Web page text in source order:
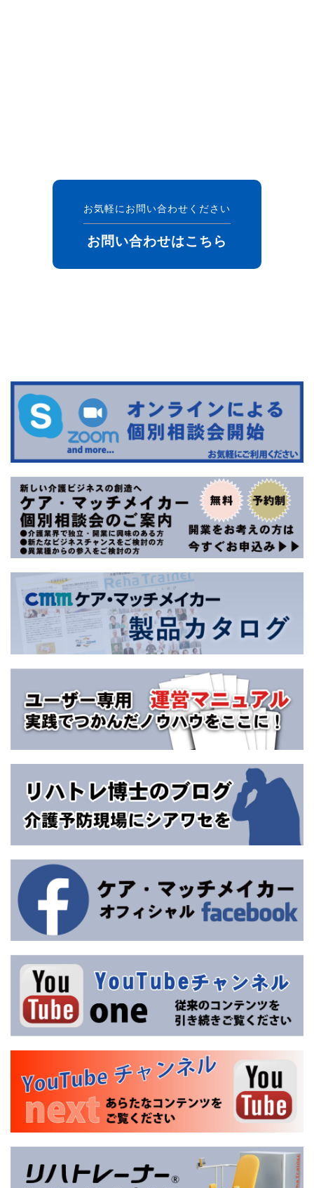
お気軽にお問い合わせください
お問い合わせはこちら